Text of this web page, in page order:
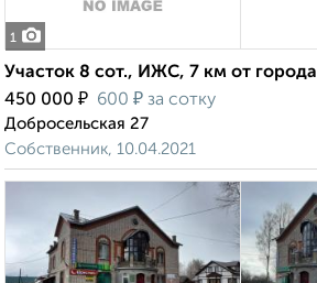
1
Участок 8 сот., ИЖС, 7 км от города
450 000 ₽ 600 ₽ за сотку
Добросельская 27
Собственник, 10.04.2021